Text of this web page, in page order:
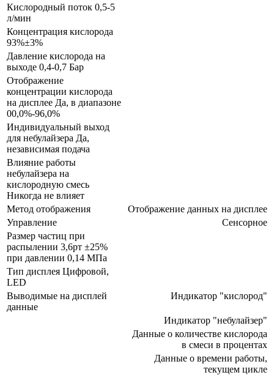
Кислородный поток 0,5-5
л/мин
Концентрация кислорода
93%±3%
Давление кислорода на
выходе 0,4-0,7 Бар
Отображение
концентрации кислорода
на дисплее Да, в диапазоне
00,0%-96,0%
Индивидуальный выход
для небулайзера Да,
независимая подача
Влияние работы
небулайзера на
кислородную смесь
Никогда не влияет
Метод отображения
Отображение данных на дисплее
Управление
Сенсорное
Размер частиц при
распылении 3,6рт ±25%
при давлении 0,14 МПа
Тип дисплея Цифровой,
LED
Выводимые на дисплей
данные
Индикатор "кислород"
Индикатор "небулайзер"
Данные о количестве кислорода
в смеси в процентах
Данные о времени работы,
текущем цикле